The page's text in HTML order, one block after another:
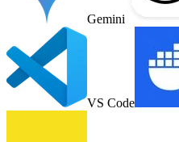
Gemini
VS Code